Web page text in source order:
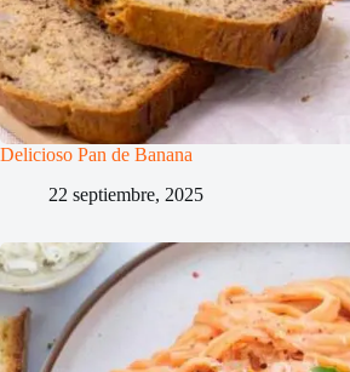
Delicioso Pan de Banana
22 septiembre, 2025